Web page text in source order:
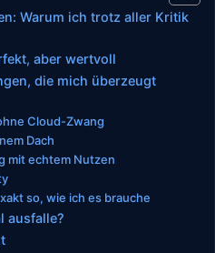
Warum ich trotz aller Kritik
aber wertvoll
die mich überzeugt
Cloud-Zwang
Dach
mit echtem Nutzen
so, wie ich es brauche
ausfalle?